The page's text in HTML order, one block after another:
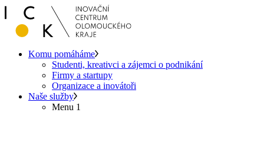
Komu pomáháme
Studenti, kreativci a zájemci o podnikání
Firmy a startupy
Organizace a inovátoři
Naše služby
Menu 1